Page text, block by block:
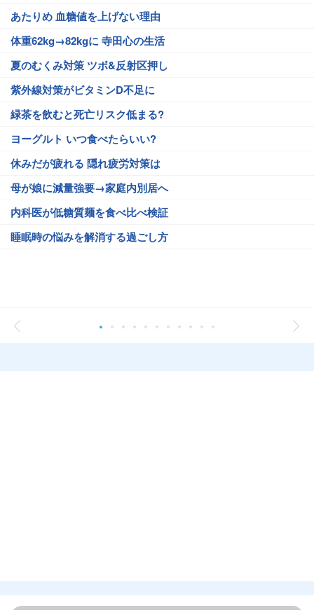
あたりめ 血糖値を上げない理由
体重62kg→82kgに 寺田心の生活
夏のむくみ対策 ツボ&反射区押し
紫外線対策がビタミンD不足に
緑茶を飲むと死亡リスク低まる?
ヨーグルト いつ食べたらいい?
休みだが疲れる 隠れ疲労対策は
母が娘に減量強要→家庭内別居へ
内科医が低糖質麺を食べ比べ検証
睡眠時の悩みを解消する過ごし方